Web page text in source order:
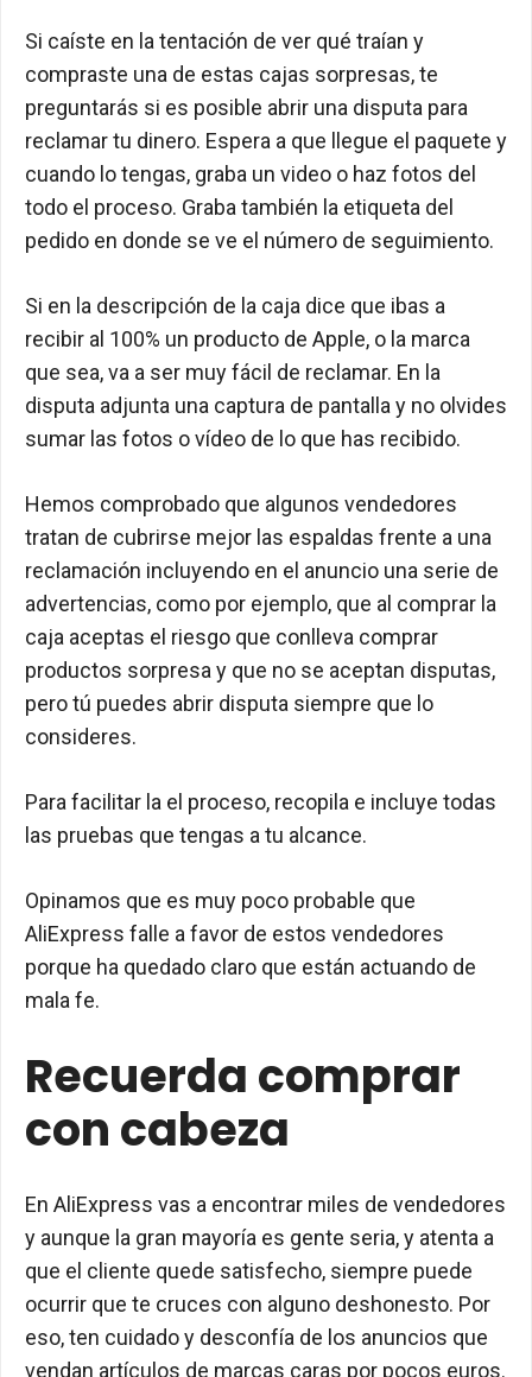
Si caíste en la tentación de ver qué traían y
compraste una de estas cajas sorpresas, te
preguntarás si es posible abrir una disputa para
reclamar tu dinero. Espera a que llegue el paquete y
cuando lo tengas, graba un video o haz fotos del
todo el proceso. Graba también la etiqueta del
pedido en donde se ve el número de seguimiento.
Si en la descripción de la caja dice que ibas a
recibir al 100% un producto de Apple, o la marca
que sea, va a ser muy fácil de reclamar. En la
disputa adjunta una captura de pantalla y no olvides
sumar las fotos o vídeo de lo que has recibido.
Hemos comprobado que algunos vendedores
tratan de cubrirse mejor las espaldas frente a una
reclamación incluyendo en el anuncio una serie de
advertencias, como por ejemplo, que al comprar la
caja aceptas el riesgo que conlleva comprar
productos sorpresa y que no se aceptan disputas,
pero tú puedes abrir disputa siempre que lo
consideres.
Para facilitar la el proceso, recopila e incluye todas
las pruebas que tengas a tu alcance.
Opinamos que es muy poco probable que
AliExpress falle a favor de estos vendedores
porque ha quedado claro que están actuando de
mala fe.
Recuerda comprar
con cabeza
En AliExpress vas a encontrar miles de vendedores
y aunque la gran mayoría es gente seria, y atenta a
que el cliente quede satisfecho, siempre puede
ocurrir que te cruces con alguno deshonesto. Por
eso, ten cuidado y desconfía de los anuncios que
vendan artículos de marcas caras por pocos euros.